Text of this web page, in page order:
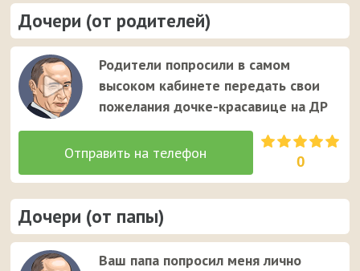
Дочери (от родителей)
Родители попросили в самом
высоком кабинете передать свои
пожелания дочке-красавице на ДР
0
Дочери (от папы)
Ваш папа попросил меня лично